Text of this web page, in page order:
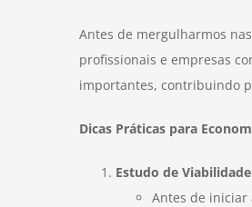
Antes de mergulharmos
profissionais e empresas
importantes, contribuindo
Dicas Práticas para
Estudo de
Antes de iniciar